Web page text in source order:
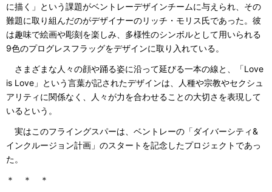
に描く」という課題がベントレーデザインチームに与えられ、その
難題に取り組んだのがデザイナーのリッチ・モリス氏であった。彼
は趣味で絵画や彫刻を楽しみ、多様性のシンボルとして用いられる
9色のプログレスフラッグをデザインに取り入れている。
さまざまな人々の顔や踊る姿に沿って延びる一本の線と、「Love
is Love」という言葉が記されたデザインは、人種や宗教やセクシュ
アリティに関係なく、人々が力を合わせることの大切さを表現して
いるという。
実はこのフライングスパーは、ベントレーの「ダイバーシティ&
インクルージョン計画」のスタートを記念したプロジェクトであっ
た。
＊ ＊ ＊